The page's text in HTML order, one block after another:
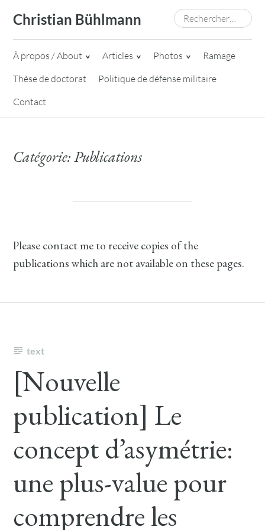
content
Christian Bühlmann Rechercher :
À propos / About Articles Photos
Ramage
Thèse de doctorat
Politique de défense militaire
Contact
Catégorie:Publications
Please contact me to receive copies of the
publications which are not available on these pages.
text
[Nouvelle
publication] Le
concept d’asymétrie:
une plus-value pour
comprendre les